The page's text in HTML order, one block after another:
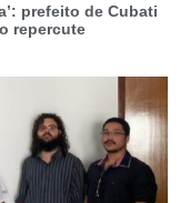
prefeito de Cubati
repercute